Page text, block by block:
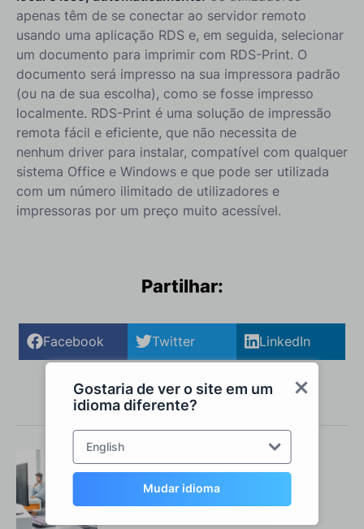
Gostaria de ver o site em um
idioma diferente?
English
Mudar idioma
apenas têm de se conectar ao servidor remoto
usando uma aplicação RDS e, em seguida, selecionar
um documento para imprimir com RDS-Print. O
documento será impresso na sua impressora padrão
(ou na de sua escolha), como se fosse impresso
localmente. RDS-Print é uma solução de impressão
remota fácil e eficiente, que não necessita de
nenhum driver para instalar, compatível com qualquer
sistema Office e Windows e que pode ser utilizada
com um número ilimitado de utilizadores e
impressoras por um preço muito acessível.
Partilhar:
Facebook Twitter LinkedIn
A sua equipa RDS Tools
Fale connosco